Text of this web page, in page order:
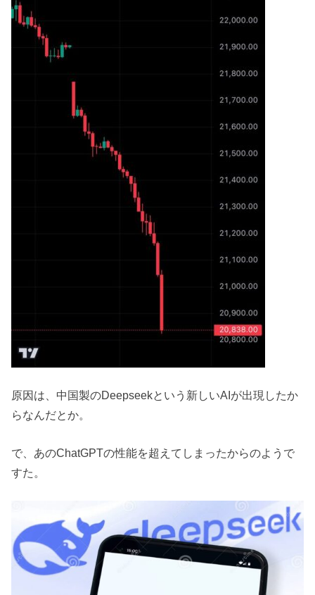
原因は、中国製のDeepseekという新しいAIが出現したか
らなんだとか。
で、あのChatGPTの性能を超えてしまったからのようで
すた。